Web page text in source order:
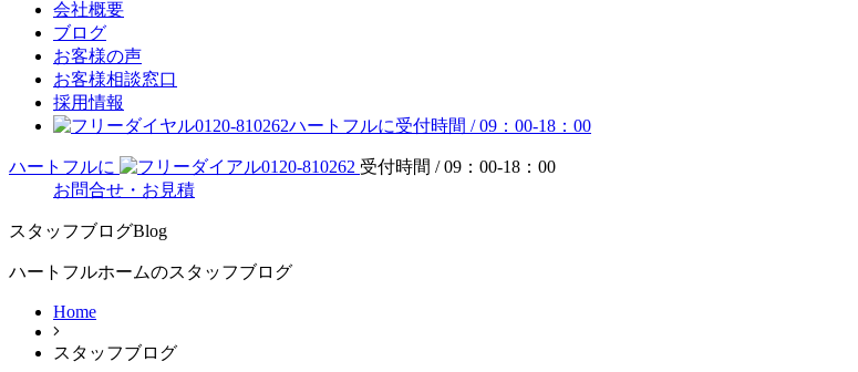
会社概要
ブログ
お客様の声
お客様相談窓口
採用情報
0120-810262ハートフルに受付時間 / 09：00-18：00
ハートフルに 0120-810262 受付時間 / 09：00-18：00
お問合せ・お見積
スタッフブログBlog
ハートフルホームのスタッフブログ
Home
スタッフブログ